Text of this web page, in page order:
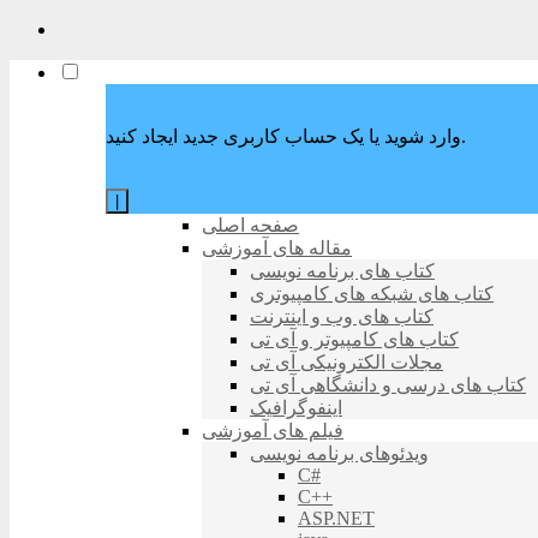
وارد شوید یا یک حساب کاربری جدید ایجاد کنید.
صفحه اصلی
مقاله های آموزشی
کتاب های برنامه نویسی
کتاب های شبکه های کامپیوتری
کتاب های وب و اینترنت
کتاب های کامپیوتر و آی تی
مجلات الکترونیکی آی تی
کتاب های درسی و دانشگاهی آی تی
اینفوگرافیک
فیلم های آموزشی
ویدئوهای برنامه نویسی
C#
C++
ASP.NET